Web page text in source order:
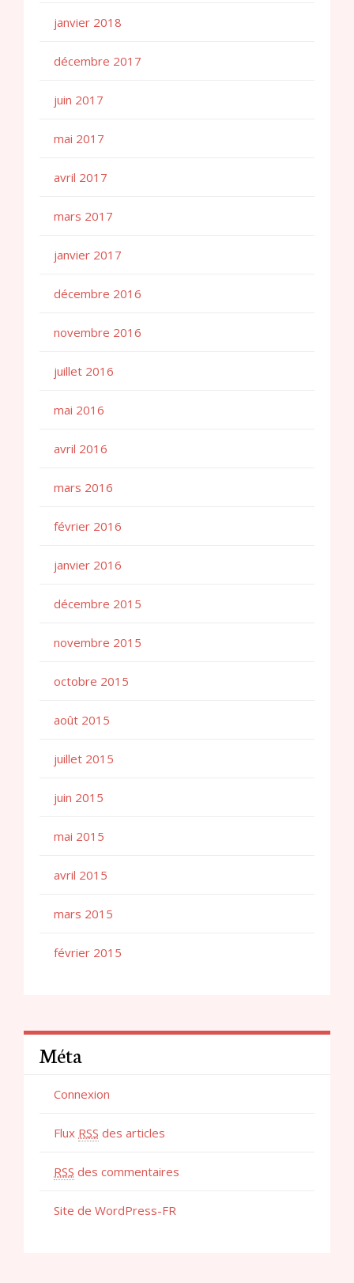
janvier 2018
décembre 2017
juin 2017
mai 2017
avril 2017
mars 2017
janvier 2017
décembre 2016
novembre 2016
juillet 2016
mai 2016
avril 2016
mars 2016
février 2016
janvier 2016
décembre 2015
novembre 2015
octobre 2015
août 2015
juillet 2015
juin 2015
mai 2015
avril 2015
mars 2015
février 2015
Méta
Connexion
Flux RSS des articles
RSS des commentaires
Site de WordPress-FR